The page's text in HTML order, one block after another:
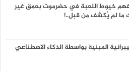
خيوط اللعبة في حضرموت بعمق غير
ما لم يُكشف من قبل..!
المبنية بواسطة الذكاء الاصطناعي